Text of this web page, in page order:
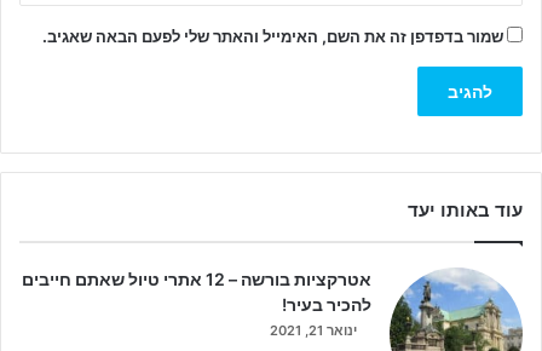
שמור בדפדפן זה את השם, האימייל והאתר שלי לפעם הבאה שאגיב.
עוד באותו יעד
אטרקציות בורשה – 12 אתרי טיול שאתם חייבים
להכיר בעיר!
ינואר 21, 2021